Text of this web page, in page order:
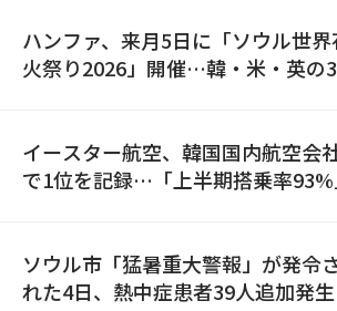
ハンファ、来月5日に「ソウル世界
火祭り2026」開催…韓・米・英の
イースター航空、韓国国内航空会
で1位を記録…「上半期搭乗率93%
ソウル市「猛暑重大警報」が発令
れた4日、熱中症患者39人追加発生